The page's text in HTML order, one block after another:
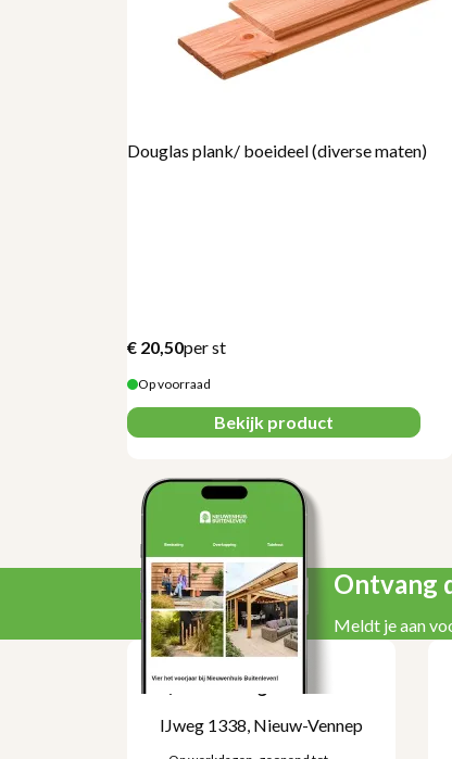
Douglas plank/ boeideel (diverse maten)
€ 20,50per st
Op voorraad
Bekijk product
Ontvang
Meldt je aan
Kom langs
IJweg 1338, Nieuw-Vennep